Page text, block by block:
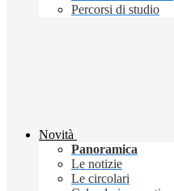
Percorsi di studio
Novità
Panoramica
Le notizie
Le circolari